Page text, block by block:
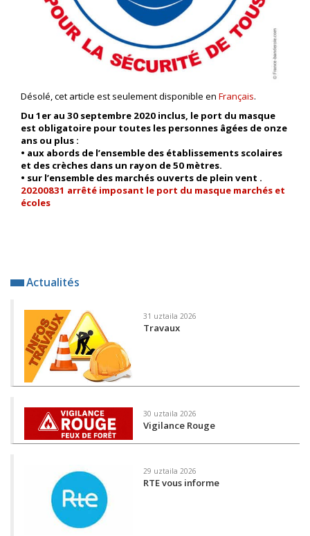
Désolé, cet article est seulement disponible en Français.
Du 1er au 30 septembre 2020 inclus, le port du masque
est obligatoire pour toutes les personnes âgées de onze
ans ou plus :
• aux abords de l’ensemble des établissements scolaires
et des crèches dans un rayon de 50 mètres.
• sur l’ensemble des marchés ouverts de plein vent .
20200831 arrêté imposant le port du masque marchés et
écoles
Actualités
31 uztaila 2026
Travaux
30 uztaila 2026
Vigilance Rouge
29 uztaila 2026
RTE vous informe